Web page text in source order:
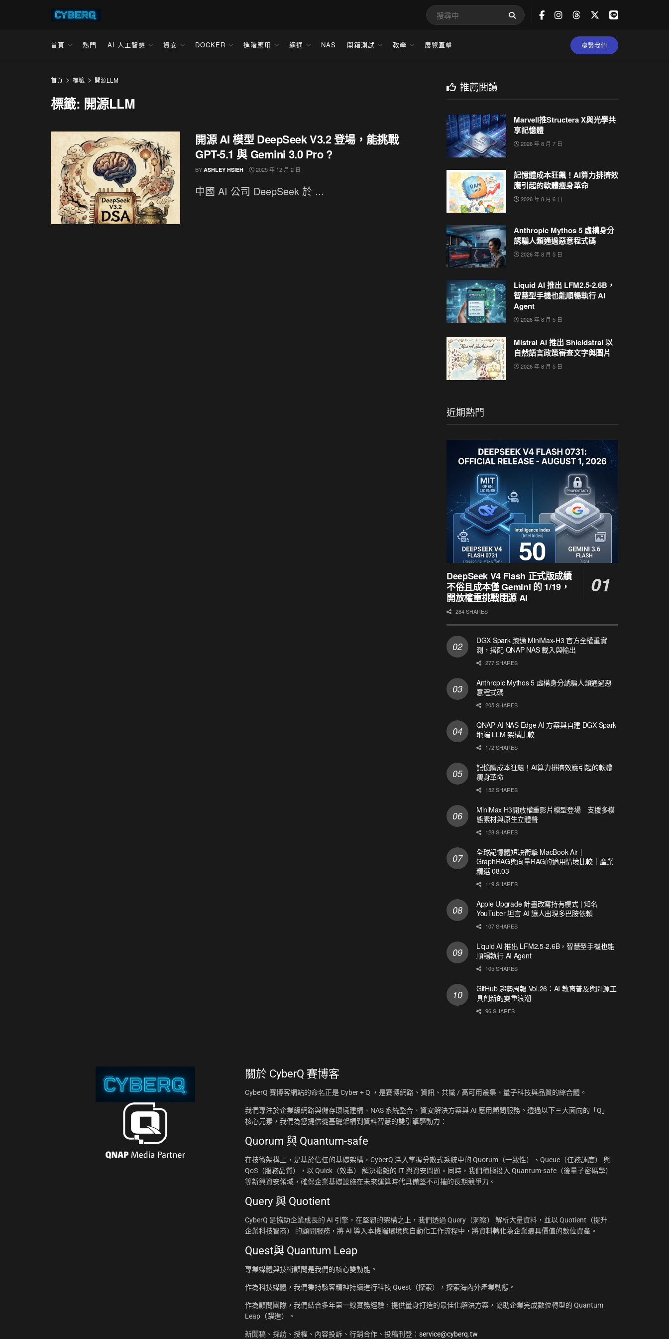
首頁 熱門 AI 人工智慧 資安 DOCKER 進階應用 網通 NAS 開箱測試 教學 展覽直擊 聯繫我們
首頁 標籤 開源LLM
標籤: 開源LLM
開源 AI 模型 DeepSeek V3.2 登場，能挑戰
GPT-5.1 與 Gemini 3.0 Pro ?
BY ASHLEY HSIEH 2025 年 12 月 2 日
中國 AI 公司 DeepSeek 於 ...
推薦閱讀
Marvell推Structera X與光學共
享記憶體
2026 年 8 月 7 日
記憶體成本狂飆！AI算力排擠效
應引起的軟體瘦身革命
2026 年 8 月 6 日
Anthropic Mythos 5 虛構身分
誘騙人類通過惡意程式碼
2026 年 8 月 5 日
Liquid AI 推出 LFM2.5-2.6B，
智慧型手機也能順暢執行 AI
Agent
2026 年 8 月 5 日
Mistral AI 推出 Shieldstral 以
自然語言政策審查文字與圖片
2026 年 8 月 5 日
近期熱門
DeepSeek V4 Flash 正式版成績
不俗且成本僅 Gemini 的 1/19，
開放權重挑戰閉源 AI
284 SHARES
DGX Spark 跑通 MiniMax-H3 官方全權重實
測，搭配 QNAP NAS 載入與輸出
277 SHARES
Anthropic Mythos 5 虛構身分誘騙人類通過惡
意程式碼
205 SHARES
QNAP AI NAS Edge AI 方案與自建 DGX Spark
地端 LLM 架構比較
172 SHARES
記憶體成本狂飆！AI算力排擠效應引起的軟體
瘦身革命
152 SHARES
MiniMax H3開放權重影片模型登場 支援多模
態素材與原生立體聲
128 SHARES
全球記憶體短缺衝擊 MacBook Air｜
GraphRAG與向量RAG的適用情境比較｜產業
精選 08.03
119 SHARES
Apple Upgrade 計畫改寫持有模式 | 知名
YouTuber 坦言 AI 讓人出現多巴胺依賴
107 SHARES
Liquid AI 推出 LFM2.5-2.6B，智慧型手機也能
順暢執行 AI Agent
105 SHARES
GitHub 趨勢周報 Vol.26：AI 教育普及與開源工
具創新的雙重浪潮
96 SHARES
關於 CyberQ 賽博客
CyberQ 賽博客網站的命名正是 Cyber + Q ，是賽博網路、資訊、共識 / 高可用叢集、量子科技與品質的綜合體。
我們專注於企業級網路與儲存環境建構、NAS 系統整合、資安解決方案與 AI 應用顧問服務。透過以下三大面向的「Q」
核心元素，我們為您提供從基礎架構到資料智慧的雙引擎驅動力：
Quorum 與 Quantum-safe
在技術架構上，是基於信任的基礎架構，CyberQ 深入掌握分散式系統中的 Quorum（一致性）、Queue（任務調度） 與
QoS（服務品質），以 Quick（效率） 解決複雜的 IT 與資安問題。同時，我們積極投入 Quantum-safe（後量子密碼學）
等新興資安領域，確保企業基礎設施在未來運算時代具備堅不可摧的長期競爭力。
Query 與 Quotient
CyberQ 是協助企業成長的 AI 引擎，在堅韌的架構之上，我們透過 Query（洞察） 解析大量資料，並以 Quotient（提升
企業科技智商） 的顧問服務，將 AI 導入本機端環境與自動化工作流程中，將資料轉化為企業最具價值的數位資產。
Quest與 Quantum Leap
專業媒體與技術顧問是我們的核心雙動能。
作為科技媒體，我們秉持駭客精神持續進行科技 Quest（探索），探索海內外產業動態。
作為顧問團隊，我們結合多年第一線實務經驗，提供量身打造的最佳化解決方案，協助企業完成數位轉型的 Quantum
Leap（躍進）。
新聞稿、採訪、授權、內容投訴、行銷合作、投稿刊登： service@cyberq.tw